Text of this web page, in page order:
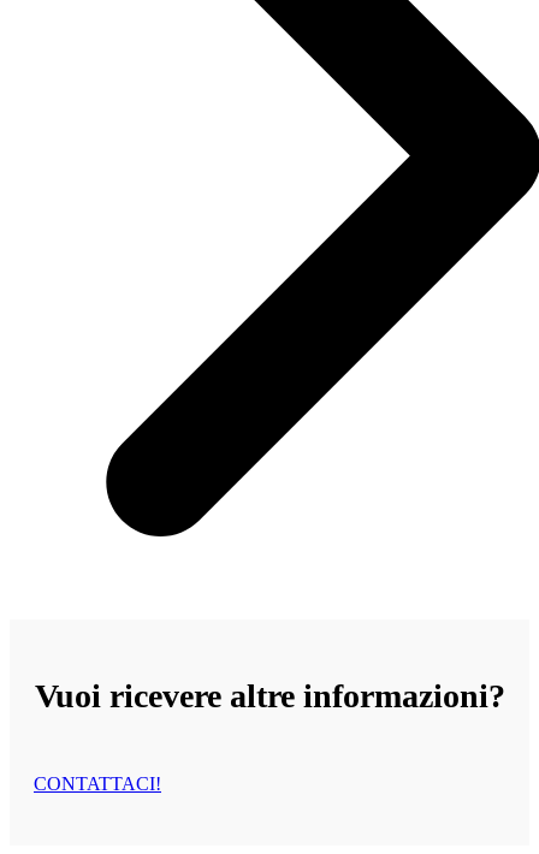
Vuoi ricevere altre informazioni?
CONTATTACI!